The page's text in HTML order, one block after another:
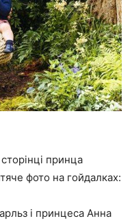
принца
фото на гойдалках:
і принцеса Анна